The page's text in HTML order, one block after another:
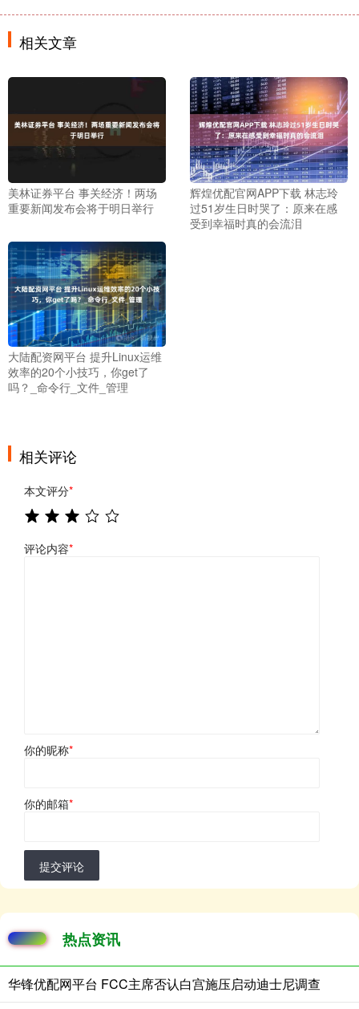
相关文章
美林证券平台 事关经济！两场
重要新闻发布会将于明日举行
辉煌优配官网APP下载 林志玲
过51岁生日时哭了：原来在感
受到幸福时真的会流泪
大陆配资网平台 提升Linux运维
效率的20个小技巧，你get了
吗？_命令行_文件_管理
相关评论
本文评分*
评论内容*
你的昵称*
你的邮箱*
提交评论
热点资讯
华锋优配网平台 FCC主席否认白宫施压启动迪士尼调查